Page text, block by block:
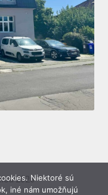
2026Niektoré sú
iné nám umožňujú